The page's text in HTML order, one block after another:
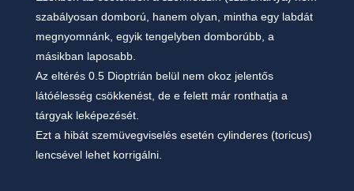
szabályosan domború, hanem olyan, mintha egy labdát
megnyomnánk, egyik tengelyben domborúbb, a
másikban laposabb.
Az eltérés 0.5 Dioptrián belül nem okoz jelentős
látóélesség csökkenést, de e felett már ronthatja a
tárgyak leképezését.
Ezt a hibát szemüvegviselés esetén cylinderes (toricus)
lencsével lehet korrigálni.